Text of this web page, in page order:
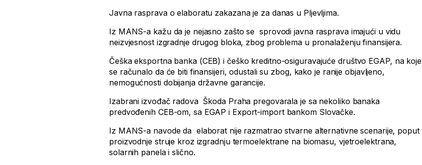
Javna rasprava o elaboratu zakazana je za danas u Pljevljima.
Iz MANS-a kažu da je nejasno zašto se sprovodi javna rasprava imajući u vidu
neizvjesnost izgradnje drugog bloka, zbog problema u pronalaženju finansijera.
Češka eksportna banka (CEB) i češko kreditno-osiguravajuće društvo EGAP, na koje
se računalo da će biti finansijeri, odustali su zbog, kako je ranije objavljeno,
nemogućnosti dobijanja državne garancije.
Izabrani izvođač radova Škoda Praha pregovarala je sa nekoliko banaka
predvođenih CEB-om, sa EGAP i Export-import bankom Slovačke.
Iz MANS-a navode da elaborat nije razmatrao stvarne alternativne scenarije, poput
proizvodnje struje kroz izgradnju termoelektrane na biomasu, vjetroelektrana,
solarnih panela i slično.